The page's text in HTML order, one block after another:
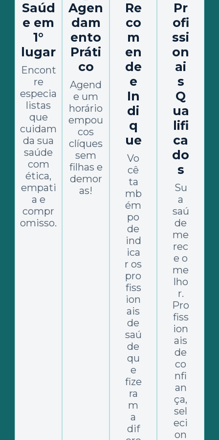
Saúd
e em
1°
lugar
Encont
re
especia
listas
que
cuidam
da sua
saúde
com
ética,
empati
a e
compr
omisso.
Agen
dam
ento
Práti
co
Agend
e um
horário
empou
cos
clíques
sem
filhas e
demor
as!
Re
co
m
en
de
e
In
di
q
ue
Vo
cê
ta
mb
ém
po
de
ind
ica
r os
pro
fiss
ion
ais
de
saú
de
qu
e
fize
ra
m
a
dif
Pr
ofi
ssi
on
ai
s
Q
ua
lifi
ca
do
s
Su
a
saú
de
me
rec
e o
me
lho
r.
Pro
fiss
ion
ais
de
co
nfi
an
ça,
sel
eci
on